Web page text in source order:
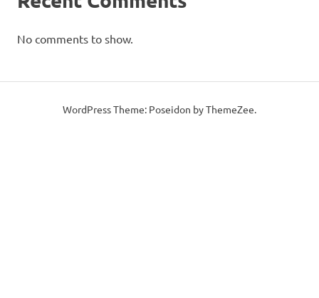
No comments to show.
WordPress Theme: Poseidon by ThemeZee.